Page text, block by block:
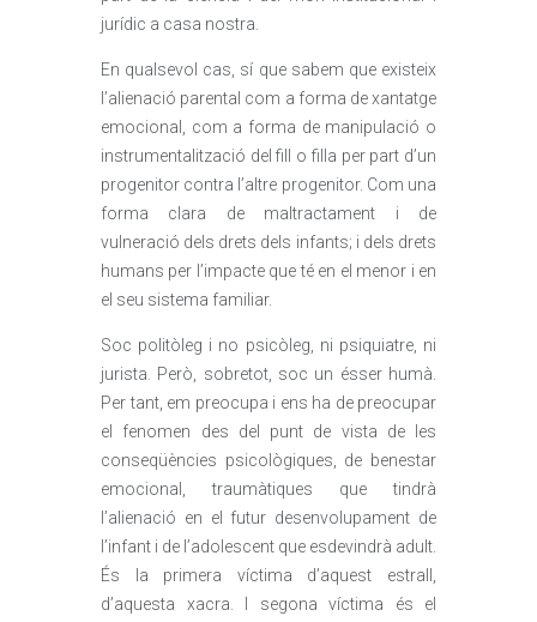
jurídic a casa nostra.
En qualsevol cas, sí que sabem que existeix
l’alienació parental com a forma de xantatge
emocional, com a forma de manipulació o
instrumentalització del fill o filla per part d’un
progenitor contra l’altre progenitor. Com una
forma clara de maltractament i de
vulneració dels drets dels infants; i dels drets
humans per l’impacte que té en el menor i en
el seu sistema familiar.
Soc politòleg i no psicòleg, ni psiquiatre, ni
jurista. Però, sobretot, soc un ésser humà.
Per tant, em preocupa i ens ha de preocupar
el fenomen des del punt de vista de les
conseqüències psicològiques, de benestar
emocional, traumàtiques que tindrà
l’alienació en el futur desenvolupament de
l’infant i de l’adolescent que esdevindrà adult.
És la primera víctima d’aquest estrall,
d’aquesta xacra. I segona víctima és el